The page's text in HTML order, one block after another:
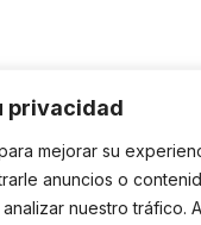
privacidad
mejorar su
anuncios o
nuestro tráfico.